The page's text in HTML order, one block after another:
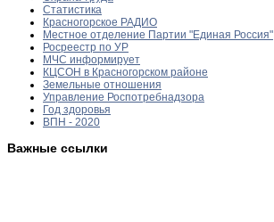
Статистика
Красногорское РАДИО
Местное отделение Партии "Единая Россия"
Росреестр по УР
МЧС информирует
КЦСОН в Красногорском районе
Земельные отношения
Управление Роспотребнадзора
Год здоровья
ВПН - 2020
Важные ссылки